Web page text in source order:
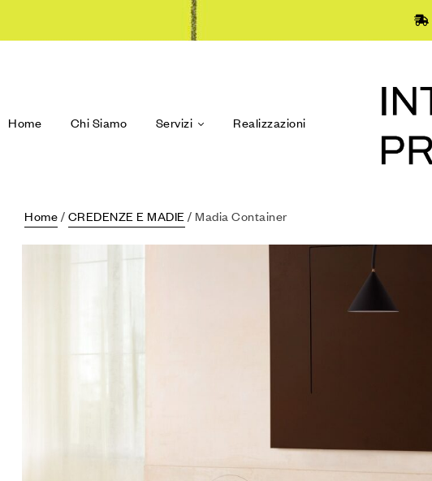
Home Chi Siamo Servizi Realizzazioni
Home / CREDENZE E MADIE / Madia Container